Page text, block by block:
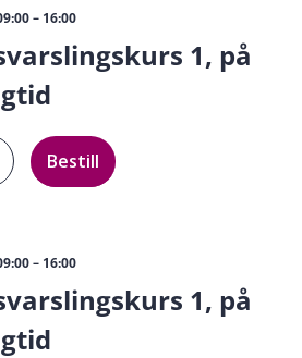
1, på
– 16:00
Bestill
1, på
– 16:00